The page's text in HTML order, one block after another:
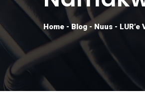
Home -Blog - Nuus -